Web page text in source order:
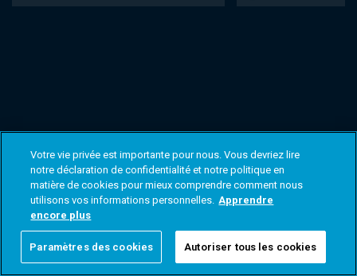
Votre vie privée est importante pour nous. Vous devriez lire
notre déclaration de confidentialité et notre politique en
matière de cookies pour mieux comprendre comment nous
utilisons vos informations personnelles. Apprendre
encore plus
Paramètres des cookies Autoriser tous les cookies